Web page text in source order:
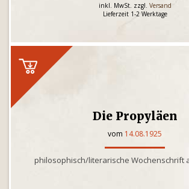
inkl. MwSt. zzgl. Versand
Lieferzeit 1-2 Werktage
Die Propyläen
vom 14.08.1925
philosophisch/literarische Wochenschrift